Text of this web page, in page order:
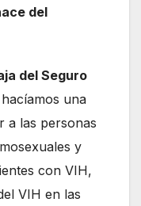
del
del Seguro
una
a las personas
y
con VIH,
VIH en las